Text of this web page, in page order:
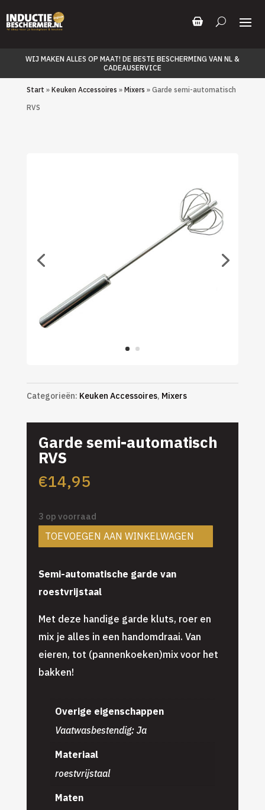
WIJ MAKEN ALLES OP MAAT! DE BESTE BESCHERMING VAN NL &
CADEAUSERVICE
Start » Keuken Accessoires » Mixers » Garde semi-automatisch
RVS
Categorieën: Keuken Accessoires, Mixers
Garde semi-automatisch
RVS
€14,95
3 op voorraad
TOEVOEGEN AAN WINKELWAGEN
Semi-automatische garde van
roestvrijstaal
Met deze handige garde kluts, roer en
mix je alles in een handomdraai. Van
eieren, tot (pannenkoeken)mix voor het
bakken!
Overige eigenschappen
Vaatwasbestendig: Ja
Materiaal
roestvrijstaal
Maten